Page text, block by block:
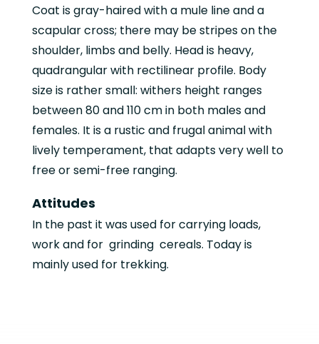
Coat is gray-haired with a mule line and a
scapular cross; there may be stripes on the
shoulder, limbs and belly. Head is heavy,
quadrangular with rectilinear profile. Body
size is rather small: withers height ranges
between 80 and 110 cm in both males and
females. It is a rustic and frugal animal with
lively temperament, that adapts very well to
free or semi-free ranging.
Attitudes
In the past it was used for carrying loads,
work and for grinding cereals. Today is
mainly used for trekking.